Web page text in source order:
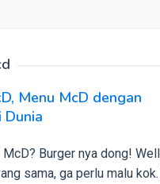
Menu McD dengan
Dunia
Burger nya dong!
sama, ga perlu malu